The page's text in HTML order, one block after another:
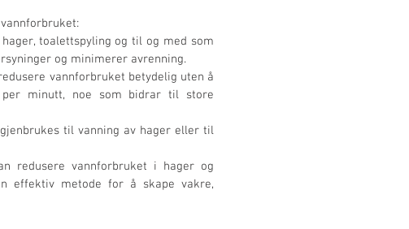
toalettspyling og til og med som
og minimerer avrenning.
vannforbruket betydelig uten å
per minutt, noe som bidrar til store
til vanning av hager eller til
redusere vannforbruket i hager og
effektiv metode for å skape vakre,